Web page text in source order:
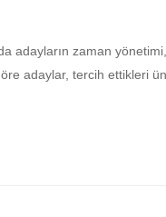
adayların zaman
adaylar, tercih ettikleri